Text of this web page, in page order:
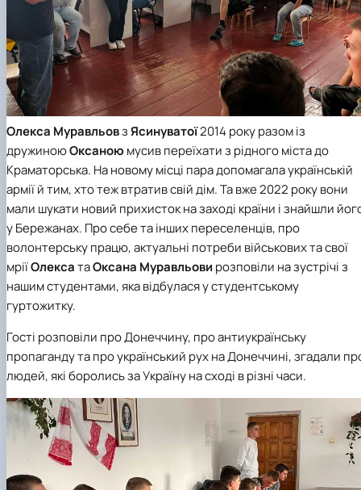
Іноземні мови
Працевлаштування
Їдальні та буфети
Студентські квитки
Центр вивчення мов
Психологічна підтримка
Інклюзивне середовище
Рада молодих вчених
Наукові школи
Стартап школа НУБіП України
Методичні рекомендації, пам'ятки
Форми документів
Патентно-ліцензійна діяльність
ЦКНО «Агропромисловий комплекс, лісове і
садово-паркове господарство, ветеринарна
медицина»
Обладнання НУБіП України
Біоетична комісія
Наукові видання
Досліднику та автору
Звіт про проведення НТЗ
Наукові журнали НУБіП України
Наукові журнали НУБіП України (English)
Пам'ятка про проведення науково-
заходів
Порядок планування та організації
проведення НТЗ
Результати науково-технічних заходів
Монографії
Наука для бізнесу
Каталог наукових послуг
«SEB-2024»
«SEB-2025»
Наглядова рада
Рада роботодавців
Благодійний фонд «Голосіївська ініціатива
2020»
Історія університету
Видатні випускники та працівники
Звіт ректора
Пам'яті захисників України
Почесні доктори і професори НУБіП України
Пресслужба
Університетський кур'єр
Вибори ректора
Програма розвитку університету
ініціатива – 2025»
Доступ до публічної інформації
Державні закупівлі
Офіційна символіка
Антикорупційні заходи
Уповноважена особа з питань запобігання
виявлення корупції
Положення про антикорупційного
уповноваженого НУБіП України
Національні нормативно-правові акти
Нормативно-правові акти НУБіП України
Інформаційні ресурси НАЗК
Методичні роз’яснення НАЗК
Антикорупційні заходи
Гендерна радниця
Контактна інформація
Олекса МуравльовзЯсинуватої2014 року разом із
дружиноюОксаноюмусив переїхати з рідного міста до
Краматорська. На новому місці пара допомагала українській
армії й тим, хто теж втратив свій дім. Та вже 2022 року вони
мали шукати новий прихисток на заході країни і знайшли
у Бережанах. Про себе та інших переселенців, про
волонтерську працю, актуальні потреби військових та свої
мріїОлексатаОксана Муравльови розповіли на зустрічі з
нашим студентами, яка відбулася у студентському
гуртожитку.
Гості розповіли про Донеччину, про антиукраїнську
пропаганду та про український рух на Донеччині, згадали
людей, які боролись за Україну на сході в різні часи.